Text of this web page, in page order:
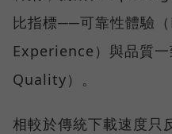
比指標──可靠性體驗
Experience）與品質
Quality）。
相較於傳統下載速度只